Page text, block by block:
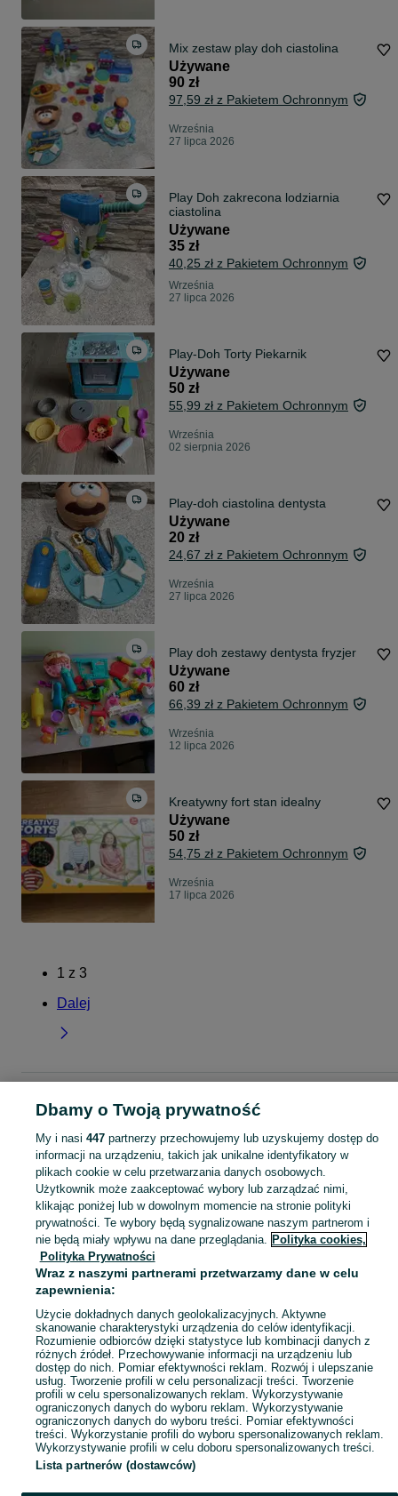
Mix zestaw play doh ciastolina
Używane
90 zł
97,59 zł z Pakietem Ochronnym
Września
27 lipca 2026
Play Doh zakrecona lodziarnia
ciastolina
Używane
35 zł
40,25 zł z Pakietem Ochronnym
Września
27 lipca 2026
Play-Doh Torty Piekarnik
Używane
50 zł
55,99 zł z Pakietem Ochronnym
Września
02 sierpnia 2026
Play-doh ciastolina dentysta
Używane
20 zł
24,67 zł z Pakietem Ochronnym
Września
27 lipca 2026
Play doh zestawy dentysta fryzjer
Używane
60 zł
66,39 zł z Pakietem Ochronnym
Września
12 lipca 2026
Kreatywny fort stan idealny
Używane
50 zł
54,75 zł z Pakietem Ochronnym
Września
17 lipca 2026
1 z 3
Dalej
- Wielkopolskie
Zabawki plastyczne - Września
KATEGORIA
domek ogrodowy dla dzieci,basen z kulkami,zabawki ogrodowe,zabawki
Zobacz
Mapa kategorii
Mapa miejscowości
Mapa ministron
Popularne wyszukiwania
Dbamy o Twoją prywatność
My i nasi 447partnerzy przechowujemy lub uzyskujemy dostęp do
informacji na urządzeniu, takich jak unikalne identyfikatory w
plikach cookie w celu przetwarzania danych osobowych.
Użytkownik może zaakceptować wybory lub zarządzać nimi,
klikając poniżej lub w dowolnym momencie na stronie polityki
prywatności. Te wybory będą sygnalizowane naszym partnerom i
nie będą miały wpływu na dane przeglądania. Polityka cookies,
Polityka Prywatności
Wraz z naszymi partnerami przetwarzamy dane w celu
zapewnienia:
Użycie dokładnych danych geolokalizacyjnych. Aktywne
skanowanie charakterystyki urządzenia do celów identyfikacji.
Rozumienie odbiorców dzięki statystyce lub kombinacji danych z
różnych źródeł. Przechowywanie informacji na urządzeniu lub
dostęp do nich. Pomiar efektywności reklam. Rozwój i ulepszanie
usług. Tworzenie profili w celu personalizacji treści. Tworzenie
profili w celu spersonalizowanych reklam. Wykorzystywanie
ograniczonych danych do wyboru reklam. Wykorzystywanie
ograniczonych danych do wyboru treści. Pomiar efektywności
treści. Wykorzystanie profili do wyboru spersonalizowanych reklam.
Wykorzystywanie profili w celu doboru spersonalizowanych treści.
Lista partnerów (dostawców)